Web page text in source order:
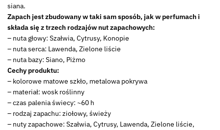
siana.
Zapach jest zbudowany w taki sam sposób, jak w perfumach i
składa się z trzech rodzajów nut zapachowych:
– nuta głowy: Szałwia, Cytrusy, Konopie
– nuta serca: Lawenda, Zielone liście
– nuta bazy: Siano, Piżmo
Cechy produktu:
– kolorowe matowe szkło, metalowa pokrywa
– materiał: wosk roślinny
– czas palenia świecy: ~60 h
– rodzaj zapachu: ziołowy, świeży
– nuty zapachowe: Szałwia, Cytrusy, Lawenda, Zielone liście,